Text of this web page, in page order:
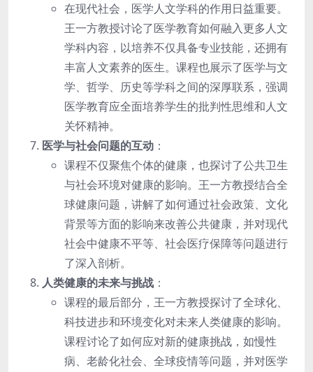
在现代社会，医学人文学科的作用日益重要。
王一方教授讨论了医学教育如何融入更多人文
学科内容，以培养不仅具备专业技能，还拥有
丰富人文素养的医生。课程也展示了医学与文
学、哲学、历史等学科之间的深厚联系，强调
医学教育应全面培养学生的批判性思维和人文
关怀精神。
医学与社会问题的互动 ：
课程不仅聚焦个体的健康，也探讨了公共卫生
与社会环境对健康的影响。王一方教授结合全
球健康问题，讲解了如何通过社会政策、文化
背景等方面的影响来改善公共健康，并对现代
社会中健康不平等、社会医疗保障等问题进行
了深入剖析。
人类健康的未来与挑战 ：
课程的最后部分，王一方教授探讨了全球化、
科技进步和环境变化对未来人类健康的影响。
课程讨论了如何应对新的健康挑战，如慢性
病、老龄化社会、全球疫情等问题，并对医学